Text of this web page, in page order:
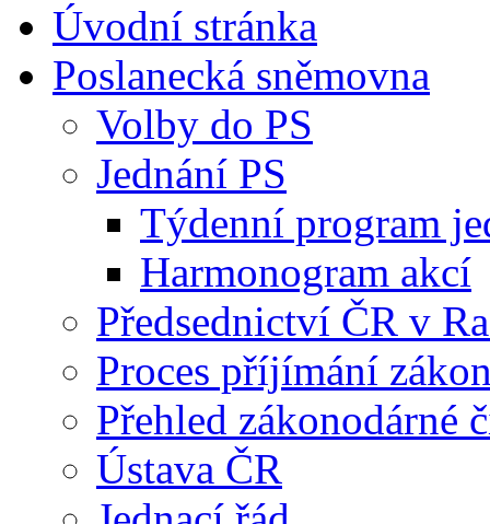
Úvodní stránka
Poslanecká sněmovna
Volby do PS
Jednání PS
Týdenní program
Harmonogram akcí
Předsednictví ČR v
Proces příjímání
Přehled zákonodárné
Ústava ČR